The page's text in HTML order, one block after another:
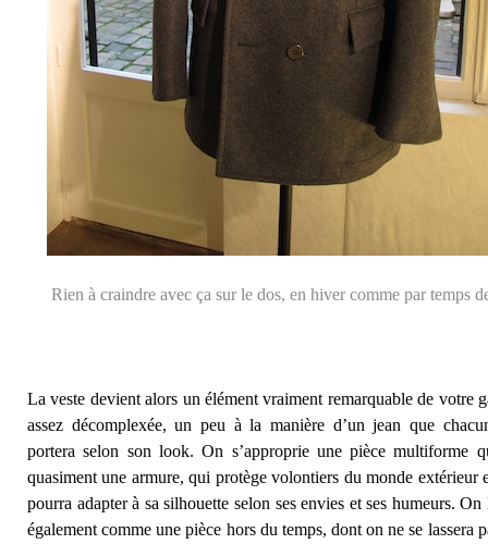
Rien à craindre avec ça sur le dos, en hiver comme par temps
La veste devient alors un élément vraiment remarquable de votre
assez décomplexée, un peu à la manière d’un jean que
portera selon son look. On s’approprie une pièce multiforme
quasiment une armure, qui protège volontiers du monde extérieur
pourra adapter à sa silhouette selon ses envies et ses humeurs. On
également comme une pièce hors du temps, dont on ne se lassera